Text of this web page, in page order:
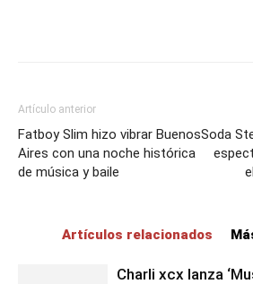
Artículo anterior
Fatboy Slim hizo vibrar Buenos
Aires con una noche histórica
de música y baile
Soda
Artículos relacionados
Charli xcx lanza